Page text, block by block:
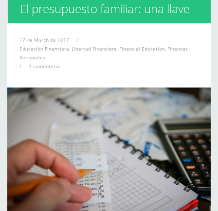
El presupuesto familiar: una llave
mágica para sanear tus finanzas
17 de March de 2017
/
Educación Financiera, Libertad Financiera, Financial Education, Finanzas
Personales
/
1 comentario